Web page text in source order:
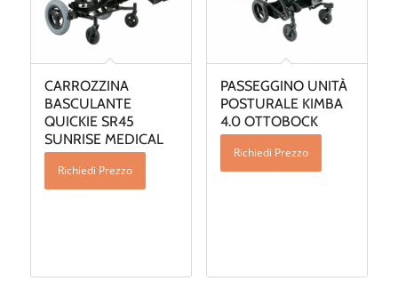
CARROZZINA
BASCULANTE
QUICKIE SR45
SUNRISE MEDICAL
Richiedi Prezzo
PASSEGGINO UNITÀ
POSTURALE KIMBA
4.0 OTTOBOCK
Richiedi Prezzo